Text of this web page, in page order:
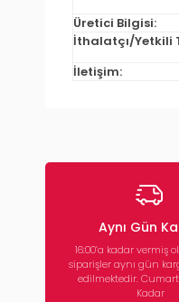
Üretici Bilgisi:
İthalatçı/Yetkili
İletişim:
Aynı Gün
16:00’a kadar vermiş
siparişler aynı gün
edilmektedir.
Kadar